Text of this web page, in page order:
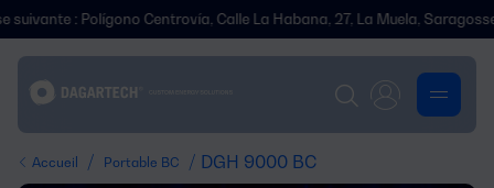
: Polígono Centrovía, Calle La Habana, 27, La Muela, Saragosse.
Accueil / Portable BC / DGH 9000 BC